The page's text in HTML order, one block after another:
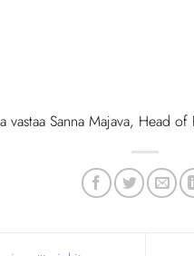
vastaa Sanna Majava, Head